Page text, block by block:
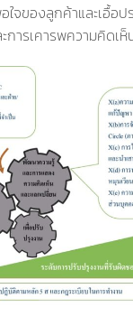
จของลูกค้าและเอื้อป
การเคารพความคิดเ